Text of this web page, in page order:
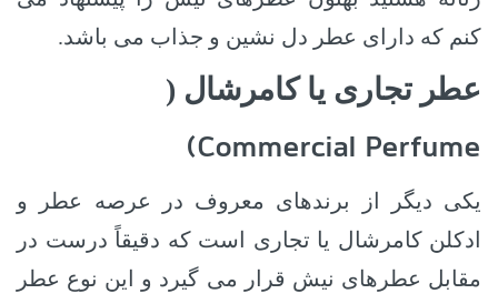
کنم که دارای عطر دل نشین و جذاب می باشد.
عطر تجاری یا کامرشال (
(Commercial Perfume
یکی دیگر از برندهای معروف در عرصه عطر و
ادکلن کامرشال یا تجاری است که دقیقاً درست در
مقابل عطرهای نیش قرار می گیرد و این نوع عطر